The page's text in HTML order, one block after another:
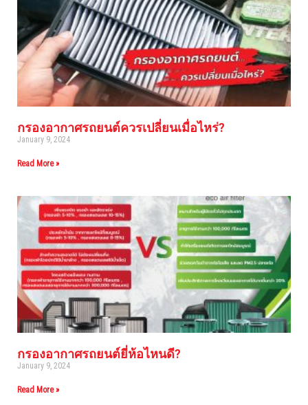
กรองอากาศรถยนต์ควรเปลี่ยนเมื่อไหร่?
January 9, 2024
Read More »
กรองอากาศรถยนต์ยี่ห้อไหนดี?
January 9, 2024
Read More »